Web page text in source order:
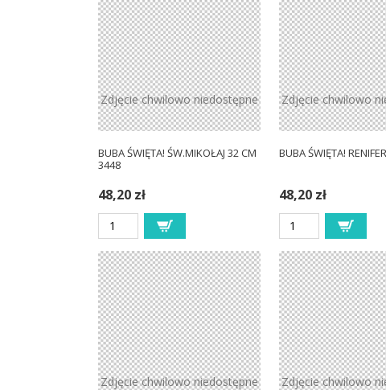
Zdjęcie chwilowo niedostępne
BUBA ŚWIĘTA! ŚW.MIKOŁAJ 32 CM
3448
48,20 zł
Zdjęcie chwilowo
BUBA ŚWIĘTA!
48,20 zł
Zdjęcie chwilowo niedostępne Zdjęcie chwilowo